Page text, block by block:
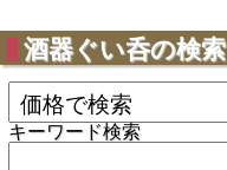
酒器ぐい呑の検索
キーワード検索